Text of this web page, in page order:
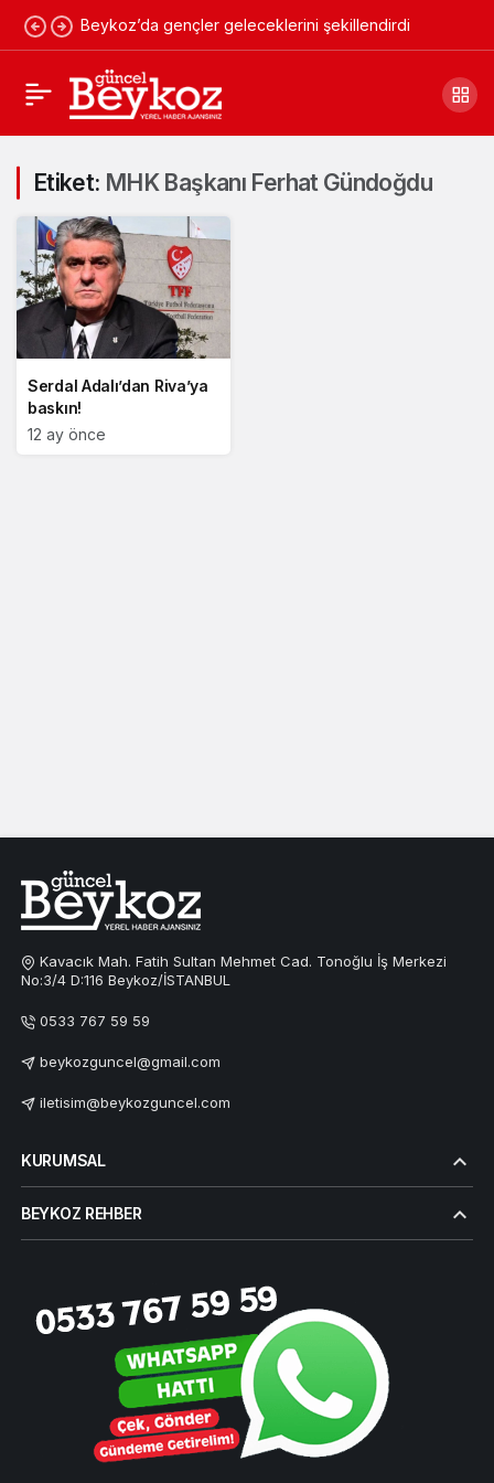
Beykoz’da gençler geleceklerini şekillendirdi
Etiket: MHK Başkanı Ferhat Gündoğdu
Serdal Adalı’dan Riva’ya
baskın!
12 ay önce
Kavacık Mah. Fatih Sultan Mehmet Cad. Tonoğlu İş Merkezi
No:3/4 D:116 Beykoz/İSTANBUL
0533 767 59 59
beykozguncel@gmail.com
iletisim@beykozguncel.com
KURUMSAL
BEYKOZ REHBER